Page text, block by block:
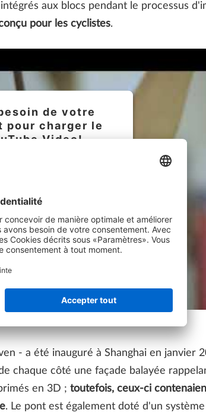
aux blocs pendant le processus
pour les cyclistes.
de votre
pour charger le
Video!
d'une partie tierce
des données sur
consulter les détails et
regarder cette vidéo.
- a été inauguré à Shanghai en janvier
côté une façade balayée
en 3D ; toutefois, ceux-ci
. Le pont est également doté d'un